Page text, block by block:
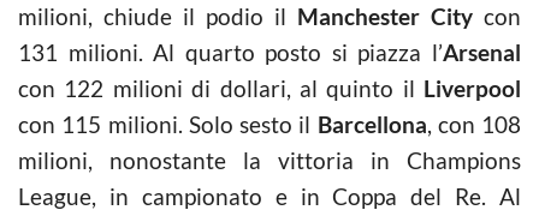
milioni, chiude il podio il Manchester City con
131 milioni. Al quarto posto si piazza l’Arsenal
con 122 milioni di dollari, al quinto il Liverpool
con 115 milioni. Solo sesto il Barcellona, con 108
milioni, nonostante la vittoria in Champions
League, in campionato e in Coppa del Re. Al